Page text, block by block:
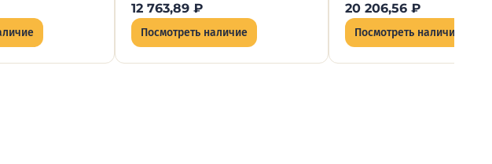
12 763,89 ₽
Посмотреть наличие
20 206,56 ₽
Посмотреть наличие